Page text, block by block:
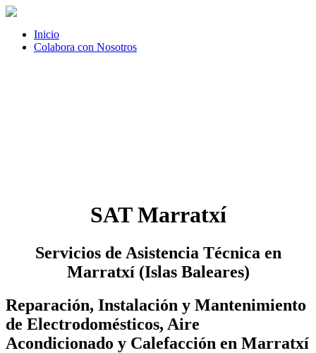
Inicio
Colabora con Nosotros
SAT Marratxí
Servicios de Asistencia Técnica en
Marratxí (Islas Baleares)
Reparación, Instalación y Mantenimiento
de Electrodomésticos, Aire
Acondicionado y Calefacción en Marratxí